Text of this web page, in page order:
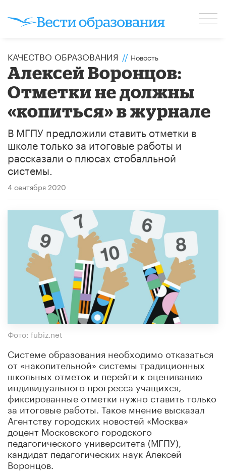
КАЧЕСТВО ОБРАЗОВАНИЯ // Новость
Алексей Воронцов:
Отметки не должны
«копиться» в журнале
В МГПУ предложили ставить отметки в
школе только за итоговые работы и
рассказали о плюсах стобалльной
системы.
4 сентября 2020
Фото: fubiz.net
Системе образования необходимо отказаться
от «накопительной» системы традиционных
школьных отметок и перейти к оцениванию
индивидуального прогресса учащихся,
фиксированные отметки нужно ставить только
за итоговые работы. Такое мнение высказал
Агентству городских новостей «Москва»
доцент Московского городского
педагогического университета (МГПУ),
кандидат педагогических наук Алексей
Воронцов.